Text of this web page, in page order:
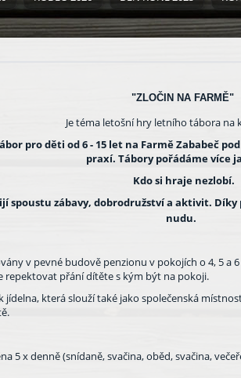
"ZLOČIN NA FARMĚ"
Je téma letošní hry letního tábora na
pro děti od 6 - 15 let na Farmě Zababeč
praxí. Tábory pořádáme více
Kdo si hraje nezlobí.
spoustu zábavy, dobrodružství a aktivit.
nudu.
v pevné budově penzionu v pokojích o 4, 5 a
repektovat přání dítěte s kým být na pokoji.
jídelna, která slouží také jako společenská
5 x denně (snídaně, svačina, oběd, svačina,